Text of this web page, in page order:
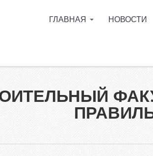
ГЛАВНАЯ
Нормативные документы
Специальности
НОВОСТИ